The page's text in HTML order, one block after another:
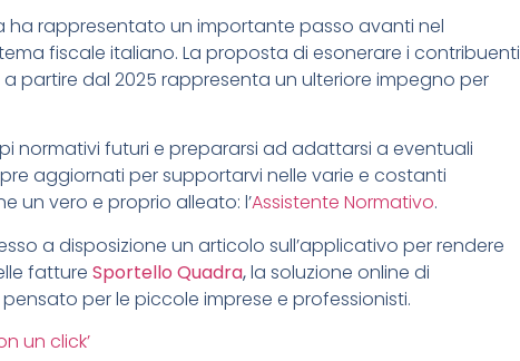
ha rappresentato un importante passo avanti nel
fiscale italiano. La proposta di esonerare i contribuenti
partire dal 2025 rappresenta un ulteriore impegno per
normativi futuri e prepararsi ad adattarsi a eventuali
aggiornati per supportarvi nelle varie e costanti
un vero e proprio alleato: l’Assistente Normativo.
a disposizione un articolo sull’applicativo per rendere
fatture Sportello Quadra,la soluzione online di
pensato perle piccole imprese e professionisti.
un click’